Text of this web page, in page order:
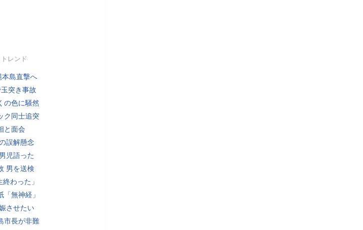
トレンド
本島直撃へ
突き事故
の色に騒然
ク同士追突
と面会
誤解懸念
児語った
男を送検
わった」
無神経」
させたい
市長が非難